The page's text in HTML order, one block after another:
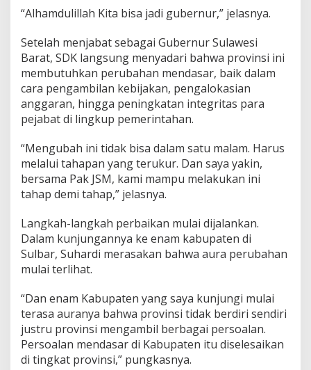
“Alhamdulillah Kita bisa jadi gubernur,” jelasnya.
Setelah menjabat sebagai Gubernur Sulawesi
Barat, SDK langsung menyadari bahwa provinsi ini
membutuhkan perubahan mendasar, baik dalam
cara pengambilan kebijakan, pengalokasian
anggaran, hingga peningkatan integritas para
pejabat di lingkup pemerintahan.
“Mengubah ini tidak bisa dalam satu malam. Harus
melalui tahapan yang terukur. Dan saya yakin,
bersama Pak JSM, kami mampu melakukan ini
tahap demi tahap,” jelasnya.
Langkah-langkah perbaikan mulai dijalankan.
Dalam kunjungannya ke enam kabupaten di
Sulbar, Suhardi merasakan bahwa aura perubahan
mulai terlihat.
“Dan enam Kabupaten yang saya kunjungi mulai
terasa auranya bahwa provinsi tidak berdiri sendiri
justru provinsi mengambil berbagai persoalan.
Persoalan mendasar di Kabupaten itu diselesaikan
di tingkat provinsi,” pungkasnya.